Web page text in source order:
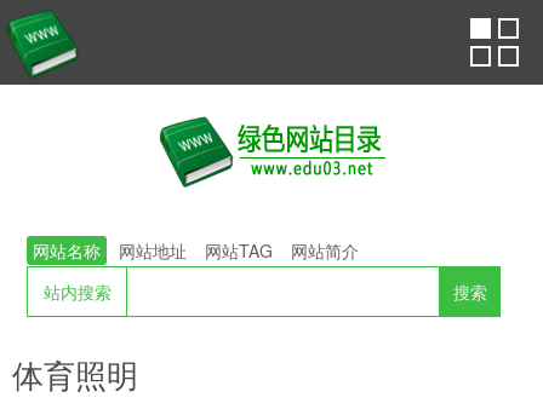
网站名称 网站地址 网站TAG
网站简介
站内搜索
体育照明